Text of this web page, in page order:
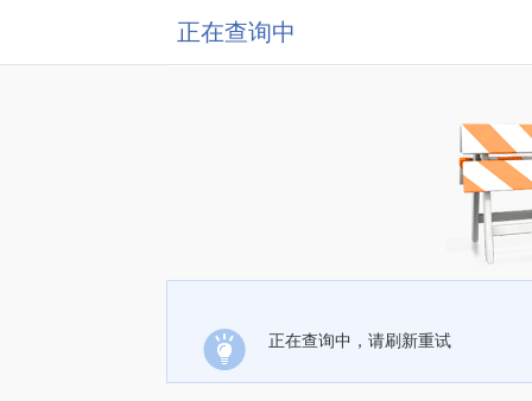
正在查询中
正在查询中，请刷新重试